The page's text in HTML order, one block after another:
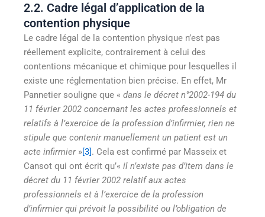
2.2. Cadre légal d’application de la
contention physique
Le cadre légal de la contention physique n’est pas
réellement explicite, contrairement à celui des
contentions mécanique et chimique pour lesquelles il
existe une réglementation bien précise. En effet, Mr
Pannetier souligne que « dans le décret n°2002-194 du
11 février 2002 concernant les actes professionnels et
relatifs à l’exercice de la profession d’infirmier, rien ne
stipule que contenir manuellement un patient est un
acte infirmier»[3]. Cela est confirmé par Masseix et
Cansot qui ont écrit qu’« il n’existe pas d’item dans le
décret du 11 février 2002 relatif aux actes
professionnels et à l’exercice de la profession
d’infirmier qui prévoit la possibilité ou l’obligation de